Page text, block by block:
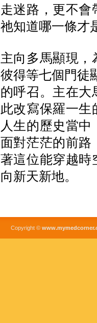
走迷路，更不會
祂知道哪一條才
主向多馬顯現，
彼得等七個門徒
的呼召。主在大
此改寫保羅一
人生的歷史當
面對茫茫的前路
著這位能穿越時
向新天新地。
Copyright ©